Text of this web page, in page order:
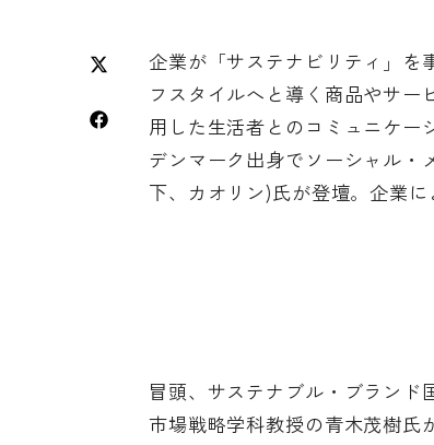
企業が「サステナビリティ」を
フスタイルへと導く商品やサ
用した生活者とのコミュニケ
デンマーク出身でソーシャル・
下、カオリン)氏が登壇。企業
冒頭、サステナブル・ブラン
市場戦略学科教授の青木茂樹氏